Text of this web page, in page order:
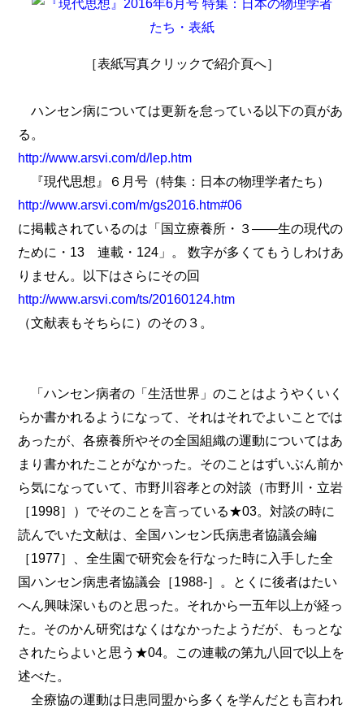
［表紙写真クリックで紹介頁へ］
ハンセン病については更新を怠っている以下の頁があ
る。
http://www.arsvi.com/d/lep.htm
『現代思想』６月号（特集：日本の物理学者たち）
http://www.arsvi.com/m/gs2016.htm#06
に掲載されているのは「国立療養所・３――生の現代の
ために・13 連載・124」。 数字が多くてもうしわけあ
りません。以下はさらにその回
http://www.arsvi.com/ts/20160124.htm
（文献表もそちらに）のその３。
「ハンセン病者の「生活世界」のことはようやくいく
らか書かれるようになって、それはそれでよいことでは
あったが、各療養所やその全国組織の運動についてはあ
まり書かれたことがなかった。そのことはずいぶん前か
ら気になっていて、市野川容孝との対談（市野川・立岩
［1998］）でそのことを言っている★03。対談の時に
読んでいた文献は、全国ハンセン氏病患者協議会編
［1977］、全生園で研究会を行なった時に入手した全
国ハンセン病患者協議会［1988-］。とくに後者はたい
へん興味深いものと思った。それから一五年以上が経っ
た。そのかん研究はなくはなかったようだが、もっとな
されたらよいと思う★04。この連載の第九八回で以上を
述べた。
全療協の運動は日患同盟から多くを学んだとも言われ